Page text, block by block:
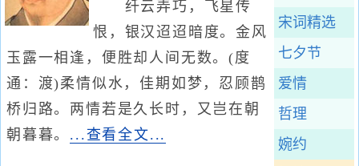
宋词精选
七夕节
爱情
哲理
婉约
纤云弄巧，飞星传
恨，银汉迢迢暗度。金风
玉露一相逢，便胜却人间无数。(度
通：渡)柔情似水，佳期如梦，忍顾鹊
桥归路。两情若是久长时，又岂在朝
朝暮暮。 ...查看全文...